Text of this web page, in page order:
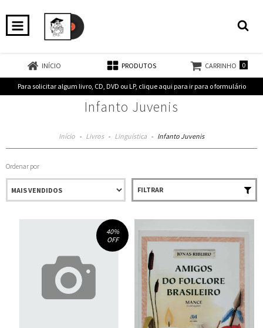
INÍCIO PRODUTOS CARRINHO 0
Para solicitar algum livro, CD, DVD ou LP, clique aqui para ir para o formulário
Infanto Juvenis
Início - Livros - Linguística - Infanto Juvenis
Ordenar por
FILTRAR
40%
OFF